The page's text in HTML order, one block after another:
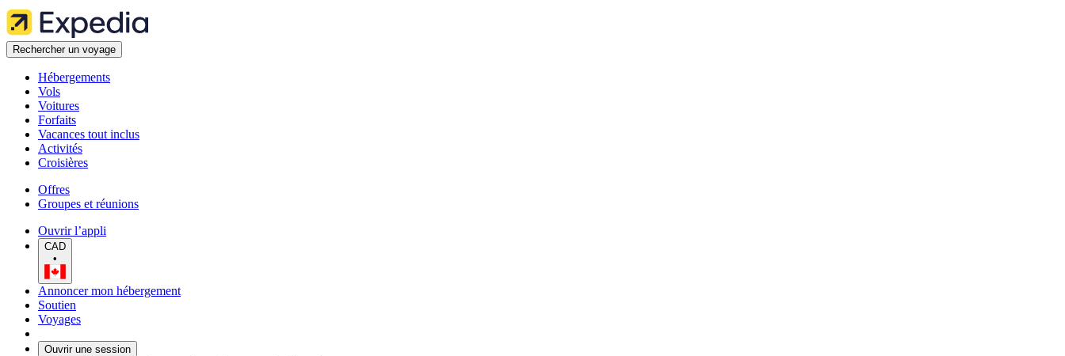
Rechercher un voyage
Hébergements
Vols
Voitures
Forfaits
Vacances tout inclus
Activités
Croisières
Offres
Groupes et réunions
Ouvrir l’appli
CAD
•
Annoncer mon hébergement
Soutien
Voyages
Ouvrir une session